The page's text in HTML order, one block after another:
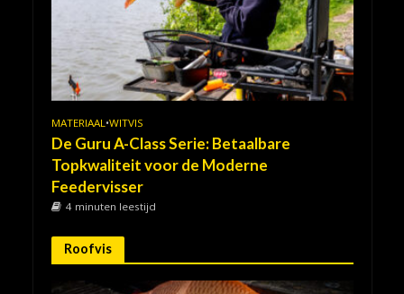
MATERIAAL •WITVIS
De Guru A-Class Serie: Betaalbare
Topkwaliteit voor de Moderne
Feedervisser
4 minuten leestijd
Roofvis